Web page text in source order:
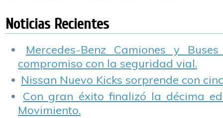
vacaciones.
Noticias Recientes
Mercedes-Benz Camiones y
compromiso con la seguridad vial.
Nissan Nuevo Kicks sorprende con
Con gran éxito finalizó la décima
Movimiento.